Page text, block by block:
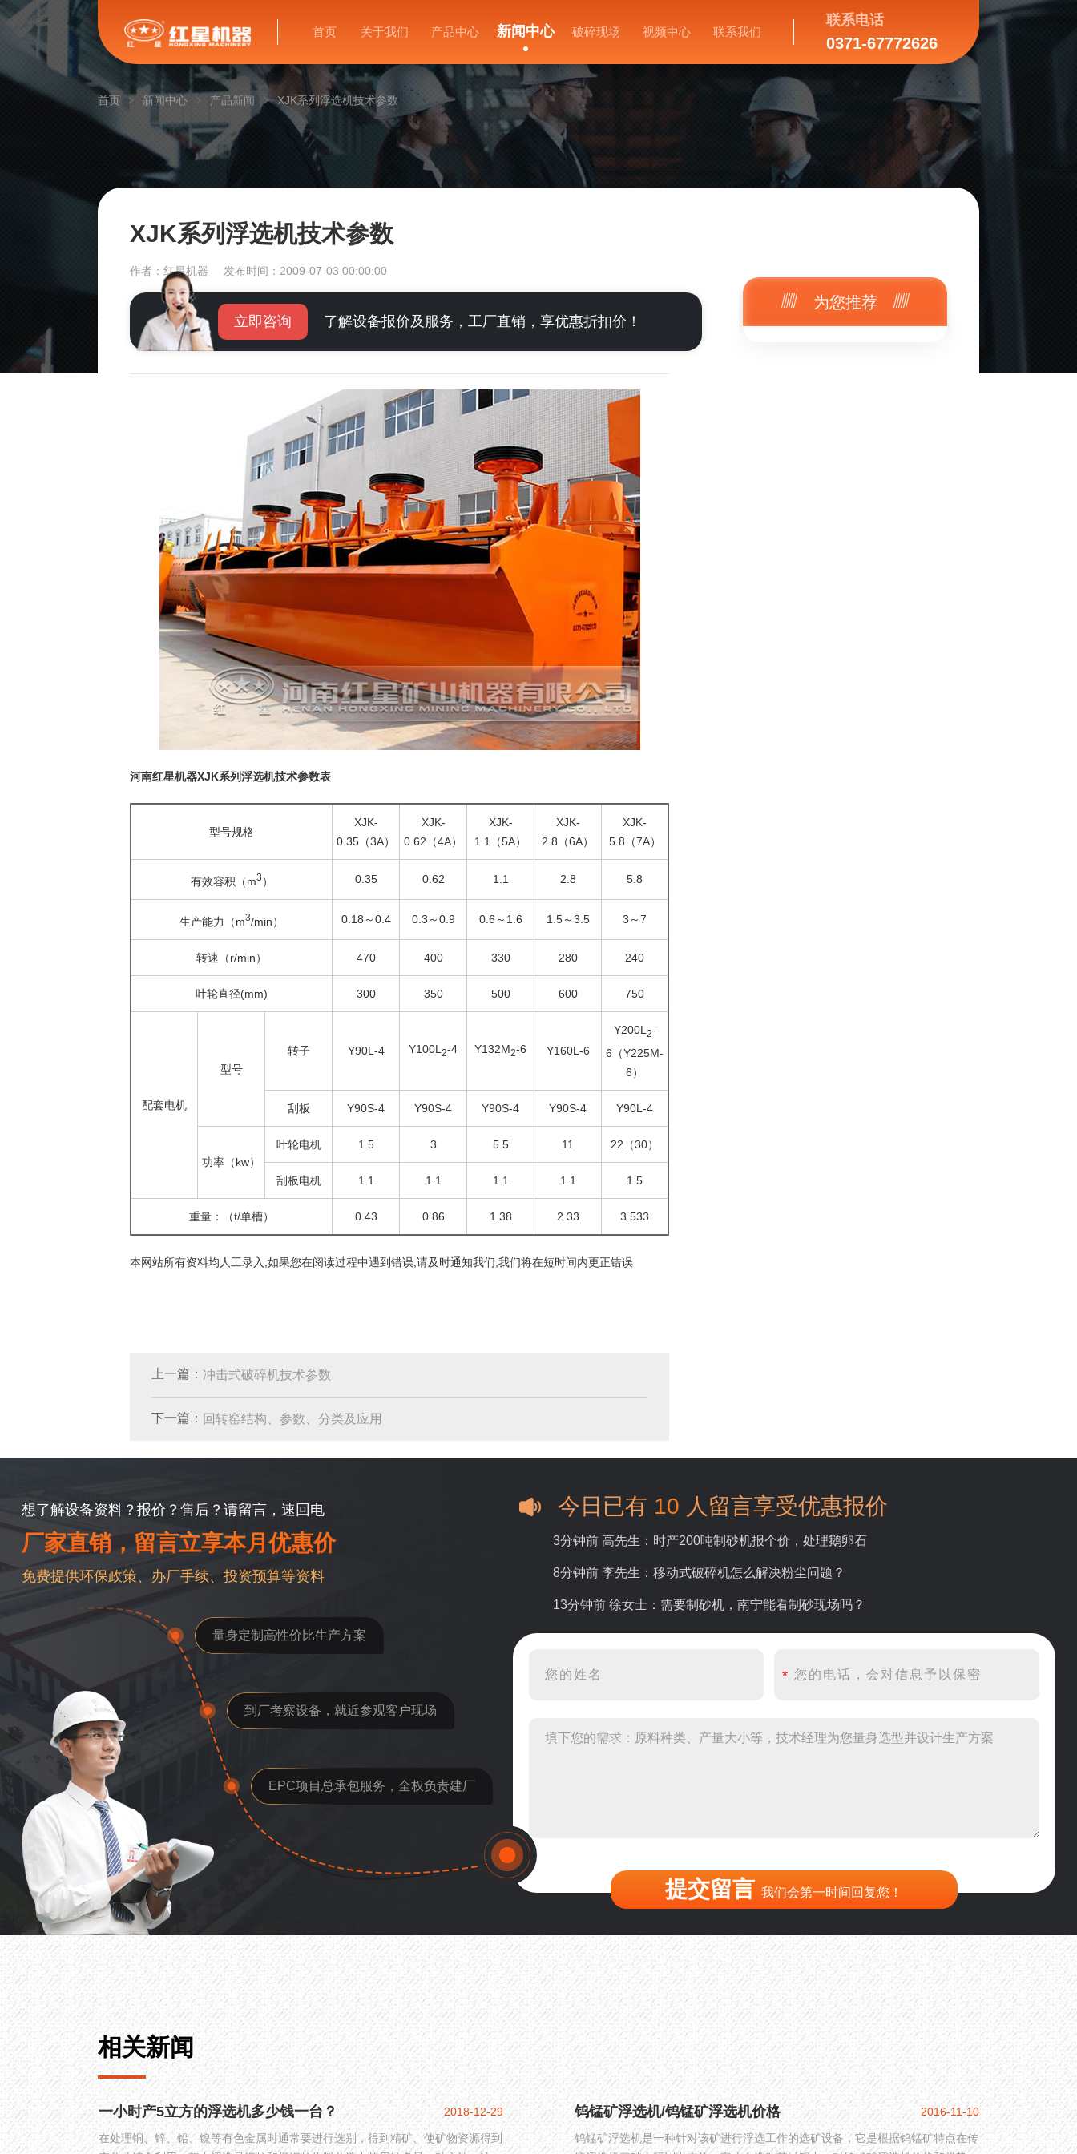
首页 关于我们 产品中心 新闻中心 破碎现场 视频中心 联系我们
联系电话
0371-67772626
首页 新闻中心 产品新闻 XJK系列浮选机技术参数
XJK系列浮选机技术参数
作者：红星机器 发布时间：2009-07-03 00:00:00
立即咨询 了解设备报价及服务，工厂直销，享优惠折扣价！
河南红星机器XJK系列浮选机技术参数表
型号规格
XJK-
0.35（3A）
XJK-
0.62（4A）
XJK-
1.1（5A）
XJK-
2.8（6A）
XJK-
5.8（7A）
有效容积（m3 ） 0.35 0.62 1.1 2.8 5.8
生产能力（m3/min） 0.18～0.4 0.3～0.9 0.6～1.6 1.5～3.5 3～7
转速（r/min） 470 400 330 280 240
叶轮直径(mm) 300 350 500 600 750
配套电机
型号
转子 Y90L-4 Y100L 2-4 Y132M2-6 Y160L-6
Y200L 2-
6（Y225M-
6）
刮板 Y90S-4 Y90S-4 Y90S-4 Y90S-4 Y90L-4
功率（kw）
叶轮电机 1.5 3 5.5 11 22（30）
刮板电机 1.1 1.1 1.1 1.1 1.5
重量：（t/单槽） 0.43 0.86 1.38 2.33 3.533
本网站所有资料均人工录入,如果您在阅读过程中遇到错误,请及时通知我们,我们将在短时间内更正错误
上一篇： 冲击式破碎机技术参数
下一篇： 回转窑结构、参数、分类及应用
为您推荐
想了解设备资料？报价？售后？请留言，速回电
厂家直销，留言立享本月优惠价
免费提供环保政策、办厂手续、投资预算等资料
量身定制高性价比生产方案
到厂考察设备，就近参观客户现场
EPC项目总承包服务，全权负责建厂
今日已有 10 人留言享受优惠报价
3分钟前 高先生：时产200吨制砂机报个价，处理鹅卵石
8分钟前 李先生：移动式破碎机怎么解决粉尘问题？
13分钟前 徐女士：需要制砂机，南宁能看制砂现场吗？
16分钟前 程先生：破碎生产线出个方案及报价，有什么售后服务？
22分钟前 郑女士：想了解时产500吨锤破，加工石灰石
36分钟前 罗先生：每小时100吨左右的鄂破和反击破，推荐下型号
提交留言 我们会第一时间回复您！
相关新闻
一小时产5立方的浮选机多少钱一台？
在处理铜、锌、铅、镍等有色金属时通常要进行选别，得到精矿、使矿物资源得到
2018-12-29 钨锰矿浮选机/钨锰矿浮选机价格
钨锰矿浮选机是一种针对该矿进行浮选工作的选矿设备，它是根据钨锰矿特点在传
2016-11-10